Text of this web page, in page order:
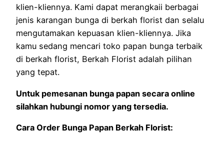
klien-kliennya. Kami dapat merangkaii berbagai
jenis karangan bunga di berkah florist dan selalu
mengutamakan kepuasan klien-kliennya. Jika
kamu sedang mencari toko papan bunga terbaik
di berkah florist, Berkah Florist adalah pilihan
yang tepat.
Untuk pemesanan bunga papan secara online
silahkan hubungi nomor yang tersedia.
Cara Order Bunga Papan Berkah Florist: